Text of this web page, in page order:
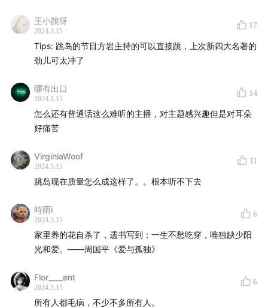
【时间轴】
业边界感
《飞越疯人院》：精神外科的黑暗历史“脑前额叶切
王小跳呀
2024.3.15
17
Tips: 跳岛的节目方岩主持的可以直接跳，上次新四大名著的
劲儿可太冲了
哪有出口
2024.3.15
14
怎么还有普通话这么难听的主播，对主题感兴趣但是对耳朵
好痛苦
VirginiaWoof
2024.3.15
11
跳岛现在质量怎么成这样了。。根本听不下去
時雨i
2024.3.15
6
家里养的花自杀了，遗书写到：一生不愁吃穿，唯独缺少阳
光和爱。——周国平《爱与孤独》
Flor____ent
2024.3.15
6
所有人都毛病，不少不多所有人。